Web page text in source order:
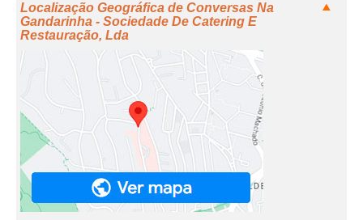
Localização Geográfica de Conversas Na
Gandarinha - Sociedade De Catering E
Restauração, Lda